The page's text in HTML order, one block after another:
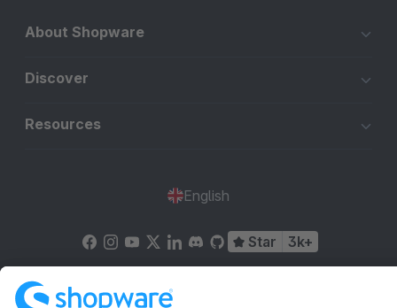
About Shopware
Discover
Resources
English
Star 3k+